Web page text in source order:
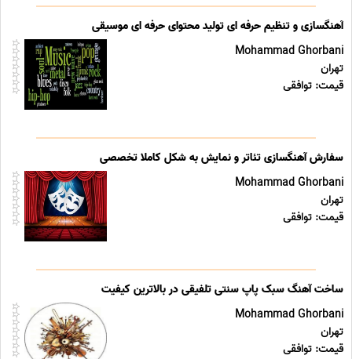
آهنگسازی و تنظیم حرفه ای تولید محتوای حرفه ای موسیقی
Mohammad Ghorbani
تهران
قیمت: توافقی
سفارش آهنگسازی تئاتر و نمایش به شکل کاملا تخصصی
Mohammad Ghorbani
تهران
قیمت: توافقی
ساخت آهنگ سبک پاپ سنتی تلفیقی در بالاترین کیفیت
Mohammad Ghorbani
تهران
قیمت: توافقی